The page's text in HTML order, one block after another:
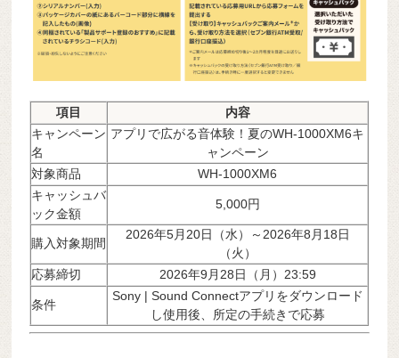
項目
内容
キャンペーン
名
アプリで広がる音体験！夏のWH-1000XM6キ
ャンペーン
対象商品
WH-1000XM6
キャッシュバ
ック金額
5,000円
購入対象期間
2026年5月20日（水）～2026年8月18日
（火）
応募締切
2026年9月28日（月）23:59
条件
Sony | Sound Connectアプリをダウンロード
し使用後、所定の手続きで応募